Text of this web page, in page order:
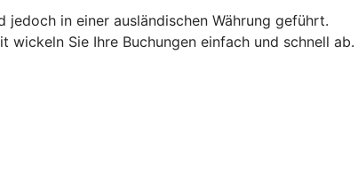
in einer ausländischen Währung geführt.
Sie Ihre Buchungen einfach und schnell ab.